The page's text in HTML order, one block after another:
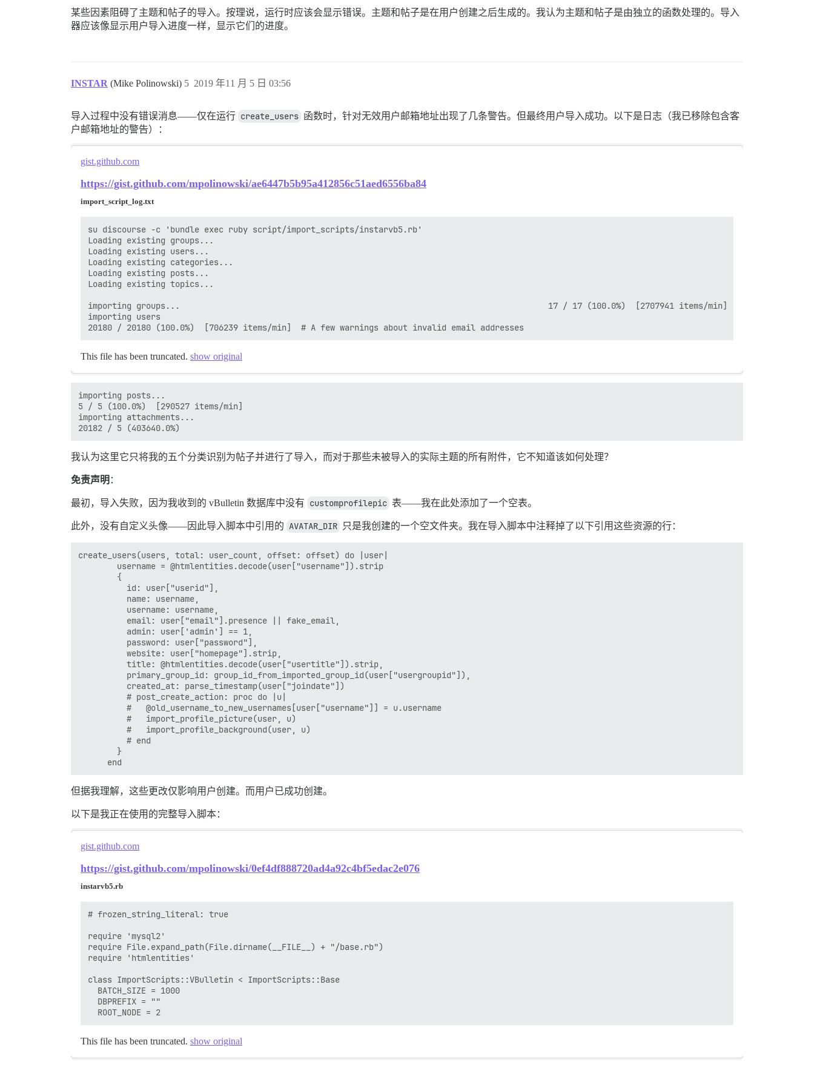
某些因素阻碍了主题和帖子的导入。按理说，运行时应该会显示错误。主题和帖子是在用户创建之后生成的。我认为主题和帖子是由独立的函数处理的。导入
器应该像显示用户导入进度一样，显示它们的进度。
INSTAR (Mike Polinowski) 2019 年11 月 5 日 03:56
5
导入过程中没有错误消息——仅在运行 create_users 函数时，针对无效用户邮箱地址出现了几条警告。但最终用户导入成功。以下是日志（我已移除包含客
户邮箱地址的警告）：
gist.github.com
https://gist.github.com/mpolinowski/ae6447b5b95a412856c51aed6556ba84
import_script_log.txt
su discourse -c 'bundle exec ruby script/import_scripts/instarvb5.rb'
Loading existing groups...
Loading existing users...
Loading existing categories...
Loading existing posts...
Loading existing topics...
importing groups...                                                                            17 / 17
importing users
20180 / 20180 (100.0%)  [706239 items/min]  # A few warnings about invalid email addresses
This file has been truncated. show original
importing posts...
5 / 5 (100.0%)  [290527 items/min]
importing attachments...
我认为这里它只将我的五个分类识别为帖子并进行了导入，而对于那些未被导入的实际主题的所有附件，它不知道该如何处理？
免责声明 ：
最初，导入失败，因为我收到的 vBulletin 数据库中没有 customprofilepic 表——我在此处添加了一个空表。
此外，没有自定义头像——因此导入脚本中引用的 AVATAR_DIR 只是我创建的一个空文件夹。我在导入脚本中注释掉了以下引用这些资源的行：
create_users(users, total: user_count, offset: offset) do |user|
        username = @htmlentities.decode(user["username"]).strip
        {
          id: user["userid"],
          name: username,
          username: username,
          email: user["email"].presence || fake_email,
          admin: user['admin'] == 1,
          password: user["password"],
          website: user["homepage"].strip,
          title: @htmlentities.decode(user["usertitle"]).strip,
          primary_group_id: group_id_from_imported_group_id(user["usergroupid"]),
          created_at: parse_timestamp(user["joindate"])
          # post_create_action: proc do |u|
          #   @old_username_to_new_usernames[user["username"]] = u.username
          #   import_profile_picture(user, u)
          #   import_profile_background(user, u)
          # end
        }
但据我理解，这些更改仅影响用户创建。而用户已成功创建。
以下是我正在使用的完整导入脚本：
gist.github.com
https://gist.github.com/mpolinowski/0ef4df888720ad4a92c4bf5edac2e076
instarvb5.rb
# frozen_string_literal: true
require 'mysql2'
require File.expand_path(File.dirname(__FILE__) + "/base.rb")
require 'htmlentities'
class ImportScripts::VBulletin < ImportScripts::Base
  BATCH_SIZE = 1000
  DBPREFIX = ""
  ROOT_NODE = 2
This file has been truncated. show original